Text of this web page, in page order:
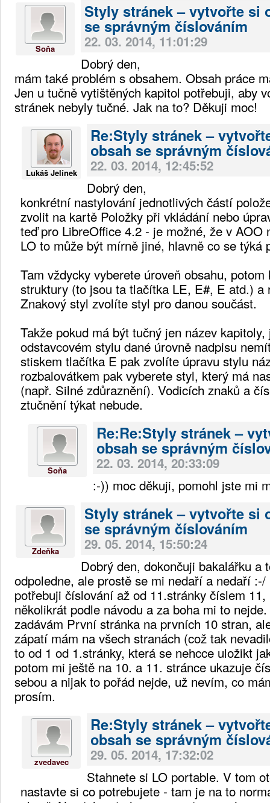
Soňa
Styly stránek – vytvořte si
se správným číslováním
22. 03. 2014, 11:01:29
Dobrý den,
mám také problém s obsahem. Obsah práce
Jen u tučně vytištěných kapitol potřebuji, aby
stránek nebyly tučné. Jak na to? Děkuji moc!
Lukáš Jelínek
Re:Styly stránek –
obsah se správným
22. 03. 2014, 12:45:52
Dobrý den,
konkrétní nastylování jednotlivých částí
zvolit na kartě Položky při vkládání nebo
teď pro LibreOffice 4.2 - je možné, že v AOO
LO to může být mírně jiné, hlavně co se týká
Tam vždycky vyberete úroveň obsahu,
struktury (to jsou ta tlačítka LE, E#, E atd.) a
Znakový styl zvolíte styl pro danou součást.
Takže pokud má být tučný jen název
odstavcovém stylu dané úrovně nadpisu
stiskem tlačítka E pak zvolíte úpravu stylu
rozbalovátkem pak vyberete styl, který má
(např. Silné zdůraznění). Vodicích znaků a
ztučnění týkat nebude.
Soňa
Re:Re:Styly stránek –
obsah se správným
22. 03. 2014, 20:33:09
:-)) moc děkuji, pomohl jste mi
Zdeňka
Styly stránek – vytvořte si
se správným číslováním
29. 05. 2014, 15:50:24
Dobrý den, dokončuji bakalářku a
odpoledne, ale prostě se mi nedaří a nedaří :-/
potřebuji číslování až od 11.stránky číslem
několikrát podle návodu a za boha mi to
zadávám První stránka na prvních 10 stran,
zápatí mám na všech stranách (což tak
to od 1 od 1.stránky, která se nehcce uložikt
potom mi ještě na 10. a 11. stránce ukazuje
sebou a nijak to pořád nejde, už nevím, co
prosím.
zvedavec
Re:Styly stránek –
obsah se správným
29. 05. 2014, 17:32:02
Stahnete si LO portable. V tom
nastavte si co potrebujete - tam je na to